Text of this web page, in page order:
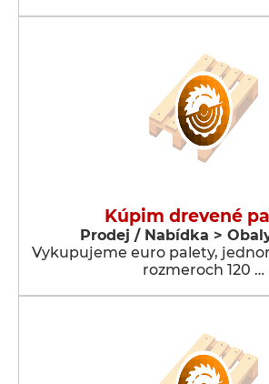
Kúpim drevené
Prodej / Nabídka >
Vykupujeme euro palety,
rozmeroch 120 …